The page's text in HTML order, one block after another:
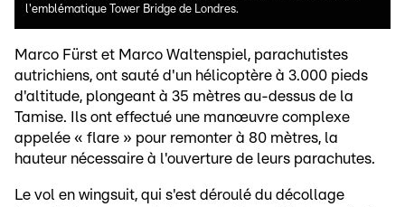
l'emblématique Tower Bridge de Londres.
Marco Fürst et Marco Waltenspiel, parachutistes
autrichiens, ont sauté d'un hélicoptère à 3.000 pieds
d'altitude, plongeant à 35 mètres au-dessus de la
Tamise. Ils ont effectué une manœuvre complexe
appelée « flare » pour remonter à 80 mètres, la
hauteur nécessaire à l'ouverture de leurs parachutes.
Le vol en wingsuit, qui s'est déroulé du décollage